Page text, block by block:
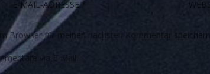
Browser für meinen nächsten Kommentar speichern.
via E-Mail.